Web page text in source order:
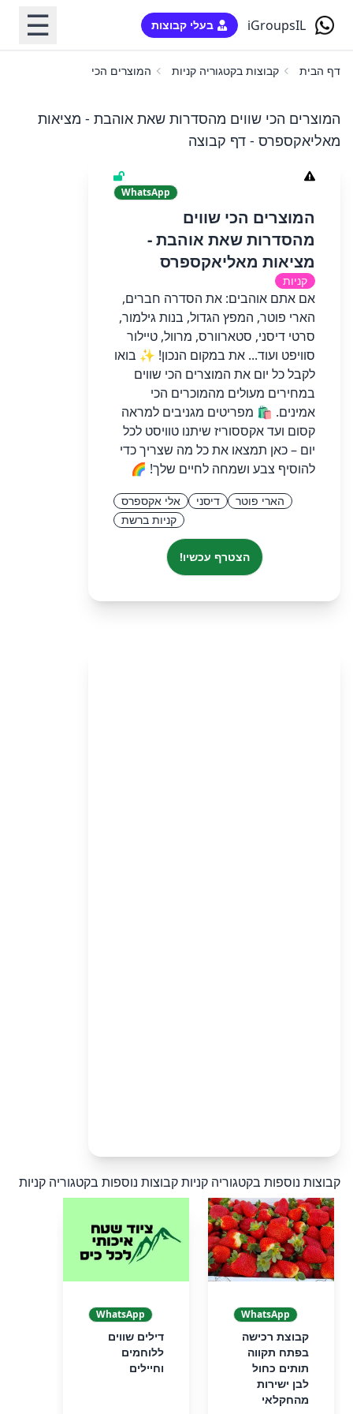
iGroupsIL בעלי קבוצות ☰
דף הבית קבוצות בקטגוריה קניות המוצרים הכי שווים מהסדרות
המוצרים הכי שווים מהסדרות שאת אוהבת - מציאות
מאליאקספרס - דף קבוצה
WhatsApp
המוצרים הכי שווים
מהסדרות שאת אוהבת -
מציאות מאליאקספרס
קניות
אם אתם אוהבים: את הסדרה חברים,
הארי פוטר, המפץ הגדול, בנות גילמור,
סרטי דיסני, סטארוורס, מרוול, טיילור
סוויפט ועוד... את במקום הנכון! ✨ בואו
לקבל כל יום את המוצרים הכי שווים
במחירים מעולים מהמוכרים הכי
אמינים. 🛍️ מפריטים מגניבים למראה
קסום ועד אקססוריז שיתנו טוויסט לכל
יום – כאן תמצאו את כל מה שצריך כדי
להוסיף צבע ושמחה לחיים שלך! 🌈
הארי פוטר דיסני
אלי אקספרס
קניות ברשת
הצטרף עכשיו!
קבוצות נוספות בקטגוריה קניותקבוצות נוספות בקטגוריה קניות
WhatsApp
קבוצת רכישה
בפתח תקווה
תותים כחול
לבן ישירות
מהחקלאי
WhatsApp
דילים שווים
ללוחמים
וחיילים